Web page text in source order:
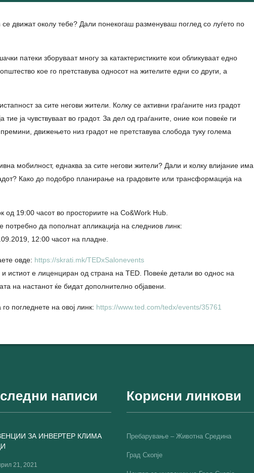
се движат околу тебе? Дали понекогаш разменуваш поглед со луѓето по
патеки зборуваат многу за катактеристиките кои обликуваат едно
кое го претставува односот на жителите едни со други, а
за сите негови жители. Колку се активни граѓаните низ градот
тие ја чувствуваат во градот. За дел од граѓаните, оние кои повеќе ги
движењето низ градот не претставува слобода туку голема
мобилност, еднаква за сите негови жители? Дали и колку влијание има
Како до подобро планирање на градовите или трансформација на
од 19:00 часот во просториите на Co&Work Hub.
потребно да пополнат апликациja на следниов линк:
12:00 часот на пладне.
овде: https://skrati.mk/TEDxSalonevents
истиот е лиценциран од страна на TED. Повеќе детали во однос на
на настанот ќе бидат дополнително објавени.
погледнете на овој линк: https://www.ted.com/tedx/events/35761
написи
ЗА ИНВЕРТЕР КЛИМА
21, 2021
Корисни линкови
Пребарување – Животна Средина
Град Скопје